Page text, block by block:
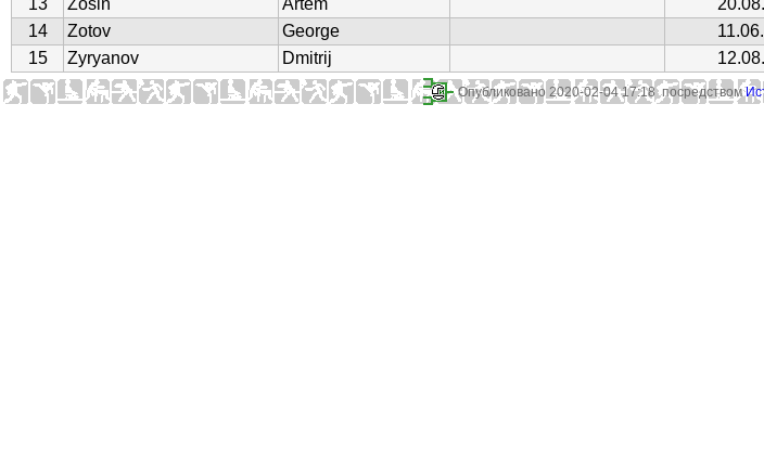
13
Zosin Artem
14
Zotov George
15
Zyryanov Dmitrij
Опубликовано 2020-02-04 17:18 посредством